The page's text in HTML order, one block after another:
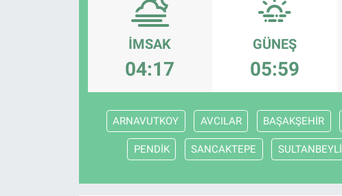
İMSAK
04:17
GÜNEŞ
05:59
ARNAVUTKOY AVCILAR BAŞAKŞEHİR
PENDİK SANCAKTEPE SULTANBEYLİ